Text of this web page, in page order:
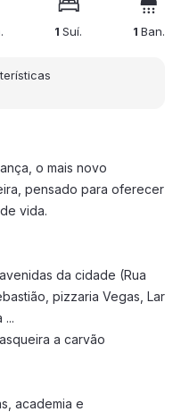
1Suí. 1Ban.
o mais novo
pensado para oferecer
vida.
da cidade (Rua
pizzaria Vegas, Lar
a carvão
academia e